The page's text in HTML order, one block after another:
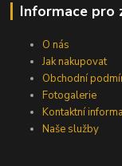
Informace pro
O nás
Jak nakupovat
Obchodní
Fotogalerie
Kontaktní
Naše služby